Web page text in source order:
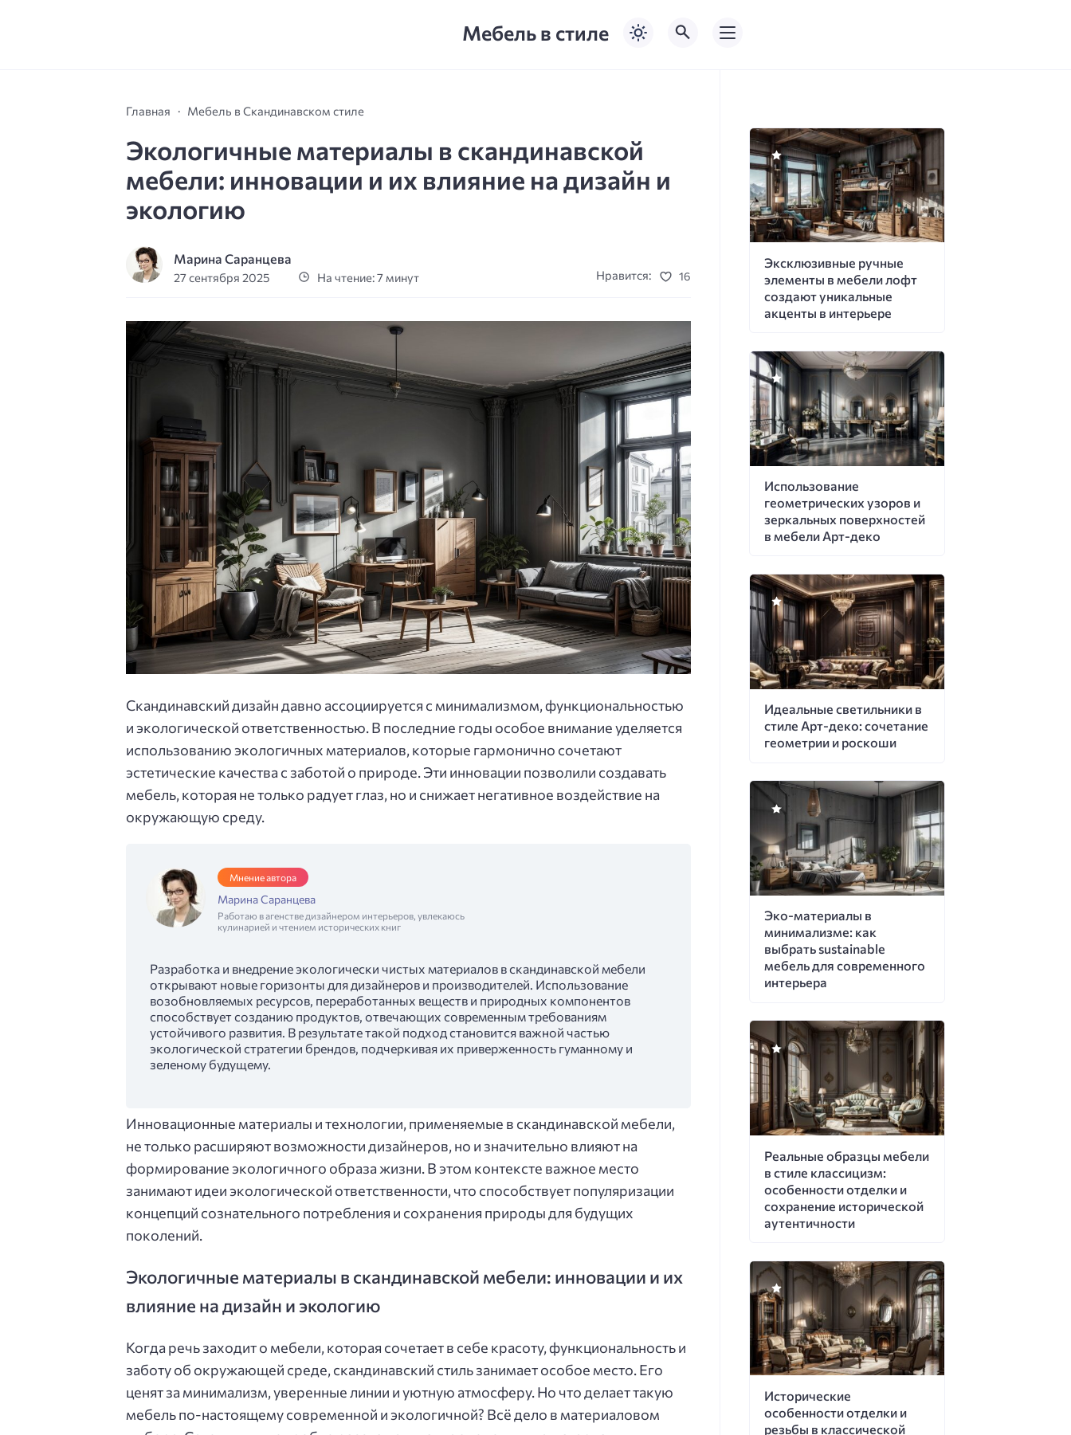
Мебель в стиле
Главная Мебель в Скандинавском стиле
Экологичные материалы в скандинавской
мебели: инновации и их влияние на дизайн и
экологию
Марина Саранцева
27 сентября 2025 На чтение: 7 минут Нравится: 16
Скандинавский дизайн давно ассоциируется с минимализмом, функциональностью
и экологической ответственностью. В последние годы особое внимание уделяется
использованию экологичных материалов, которые гармонично сочетают
эстетические качества с заботой о природе. Эти инновации позволили создавать
мебель, которая не только радует глаз, но и снижает негативное воздействие на
окружающую среду.
Мнение автора
Марина Саранцева
Работаю в агенстве дизайнером интерьеров, увлекаюсь
кулинарией и чтением исторических книг
Разработка и внедрение экологически чистых материалов в скандинавской мебели
открывают новые горизонты для дизайнеров и производителей. Использование
возобновляемых ресурсов, переработанных веществ и природных компонентов
способствует созданию продуктов, отвечающих современным требованиям
устойчивого развития. В результате такой подход становится важной частью
экологической стратегии брендов, подчеркивая их приверженность гуманному и
зеленому будущему.
Инновационные материалы и технологии, применяемые в скандинавской мебели,
не только расширяют возможности дизайнеров, но и значительно влияют на
формирование экологичного образа жизни. В этом контексте важное место
занимают идеи экологической ответственности, что способствует популяризации
концепций сознательного потребления и сохранения природы для будущих
поколений.
Экологичные материалы в скандинавской мебели: инновации и их
влияние на дизайн и экологию
Когда речь заходит о мебели, которая сочетает в себе красоту, функциональность и
заботу об окружающей среде, скандинавский стиль занимает особое место. Его
ценят за минимализм, уверенные линии и уютную атмосферу. Но что делает такую
мебель по-настоящему современной и экологичной? Всё дело в материаловом
Эксклюзивные ручные
элементы в мебели лофт
создают уникальные
акценты в интерьере
Использование
геометрических узоров и
зеркальных поверхностей
в мебели Арт-деко
Идеальные светильники в
стиле Арт-деко: сочетание
геометрии и роскоши
Эко-материалы в
минимализме: как
выбрать sustainable
мебель для современного
интерьера
Реальные образцы мебели
в стиле классицизм:
особенности отделки и
сохранение исторической
аутентичности
Исторические
особенности отделки и
резьбы в классической